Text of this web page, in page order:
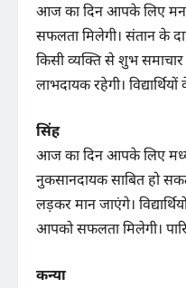
आज का दिन आपके लिए
सफलता मिलेगी। संतान के
किसी व्यक्ति से शुभ समाचार
लाभदायक रहेगी।
सिंह
आज का दिन आपके लिए
नुकसानदायक साबित हो
लड़कर मान जाएंगे।
आपको सफलता मिलेगी।
कन्या